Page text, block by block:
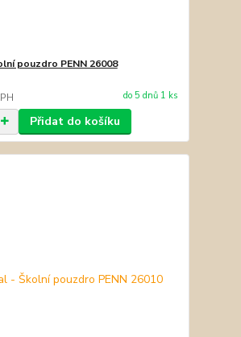
pouzdro PENN 26008
do 5 dnů 1 ks
Přidat do košíku